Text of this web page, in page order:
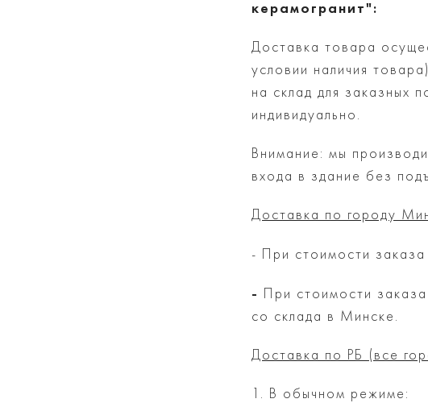
керамогранит":
Доставка товара
условии наличия
на склад для заказных
индивидуально.
Внимание: мы
входа в здание без
Доставка по городу
- При стоимости
- При стоимости
со склада в Минске.
Доставка по РБ (все
1. В обычном режиме: